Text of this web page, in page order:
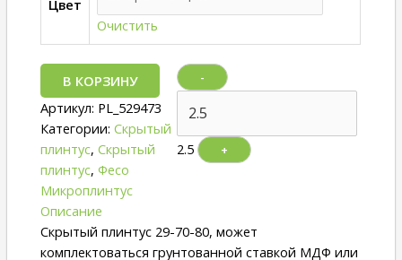
Цвет
Очистить
-
2.5 +
В КОРЗИНУ
Артикул: PL_529473
Категории:Скрытый
плинтус,Скрытый
плинтус,Фесо
Микроплинтус
Описание
Cкрытый плинтус 29-70-80, может
комплектоваться грунтованной ставкой МДФ или